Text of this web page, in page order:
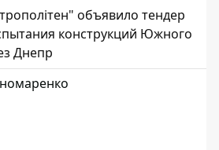
объявило тендер
конструкций Южного
Днепр